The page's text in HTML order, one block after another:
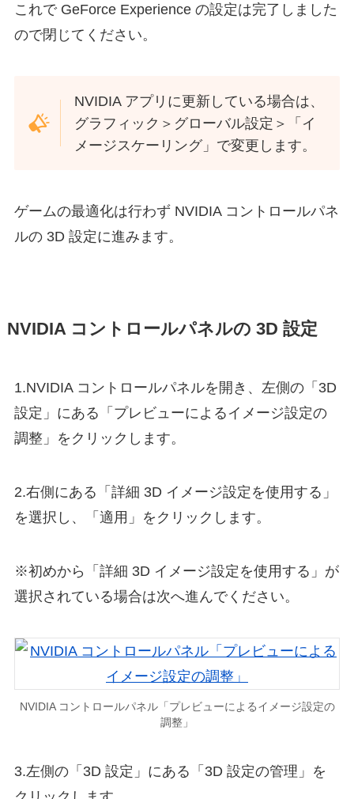
これで GeForce Experience の設定は完了しました
ので閉じてください。
NVIDIA アプリに更新している場合は、
グラフィック＞グローバル設定＞「イ
メージスケーリング」で変更します。
ゲームの最適化は行わず NVIDIA コントロールパネ
ルの 3D 設定に進みます。
NVIDIA コントロールパネルの 3D 設定
1.NVIDIA コントロールパネルを開き、左側の「3D
設定」にある「プレビューによるイメージ設定の
調整」をクリックします。
2.右側にある「詳細 3D イメージ設定を使用する」
を選択し、「適用」をクリックします。
※初めから「詳細 3D イメージ設定を使用する」が
選択されている場合は次へ進んでください。
NVIDIA コントロールパネル「プレビューによるイメージ設定の
調整」
3.左側の「3D 設定」にある「3D 設定の管理」を